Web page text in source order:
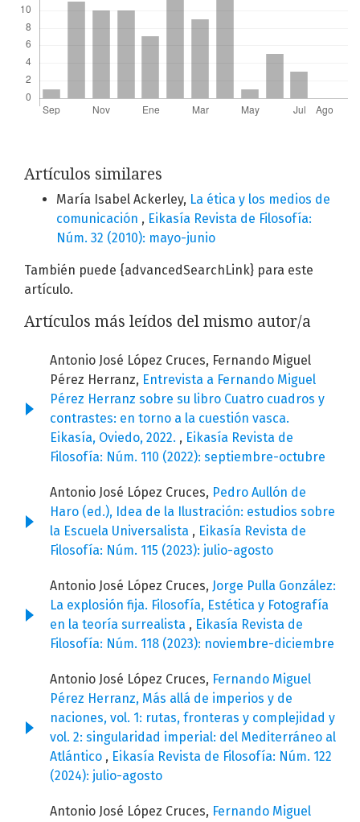
Artículos similares
María Isabel Ackerley, La ética y los medios de
comunicación , Eikasía Revista de Filosofía:
Núm. 32 (2010): mayo-junio
También puede {advancedSearchLink} para este
artículo.
Artículos más leídos del mismo autor/a
Antonio José López Cruces, Fernando Miguel
Pérez Herranz, Entrevista a Fernando Miguel
Pérez Herranz sobre su libro Cuatro cuadros y
contrastes: en torno a la cuestión vasca.
Eikasía, Oviedo, 2022. , Eikasía Revista de
Filosofía: Núm. 110 (2022): septiembre-octubre
Antonio José López Cruces, Pedro Aullón de
Haro (ed.), Idea de la Ilustración: estudios sobre
la Escuela Universalista , Eikasía Revista de
Filosofía: Núm. 115 (2023): julio-agosto
Antonio José López Cruces, Jorge Pulla González:
La explosión fija. Filosofía, Estética y Fotografía
en la teoría surrealista , Eikasía Revista de
Filosofía: Núm. 118 (2023): noviembre-diciembre
Antonio José López Cruces, Fernando Miguel
Pérez Herranz, Más allá de imperios y de
naciones, vol. 1: rutas, fronteras y complejidad y
vol. 2: singularidad imperial: del Mediterráneo al
Atlántico , Eikasía Revista de Filosofía: Núm. 122
(2024): julio-agosto
Antonio José López Cruces, Fernando Miguel